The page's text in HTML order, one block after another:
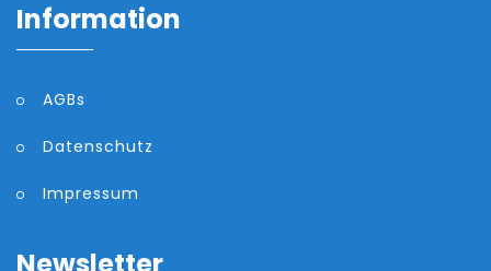
Information
AGBs
Datenschutz
Impressum